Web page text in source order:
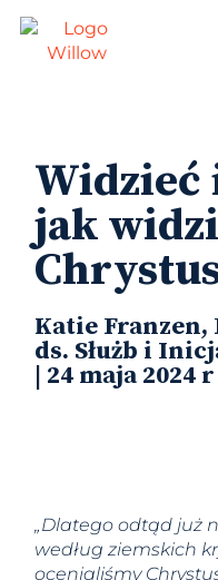
Widzieć
jak
Katie
ds. Służb i
| 24 maja 2024 r
„Dlatego odtąd już
według ziemskich
ocenialiśmy